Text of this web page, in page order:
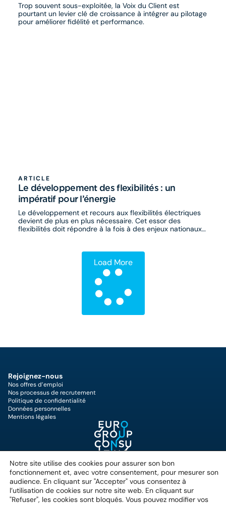
Trop souvent sous-exploitée, la Voix du Client est
pourtant un levier clé de croissance à intégrer au pilotage
pour améliorer fidélité et performance.
ARTICLE
Le développement des flexibilités : un
impératif pour l’énergie
Le développement et recours aux flexibilités électriques ​
devient de plus en plus nécessaire. Cet essor des
flexibilités doit répondre à la fois à des enjeux nationaux
Load More
25 Quai du Président Paul
Doumer,
92400 Courbevoie, France
+33 (0)1 49 07 57 00
Rejoignez-nous
Nos offres d’emploi
Nos processus de recrutement
Politique de confidentialité
Données personnelles
Mentions légales
Notre site utilise des cookies pour assurer son bon
fonctionnement et, avec votre consentement, pour mesurer son
audience. En cliquant sur "Accepter" vous consentez à
l’utilisation de cookies sur notre site web. En cliquant sur
"Refuser", les cookies sont bloqués. Vous pouvez modifier vos